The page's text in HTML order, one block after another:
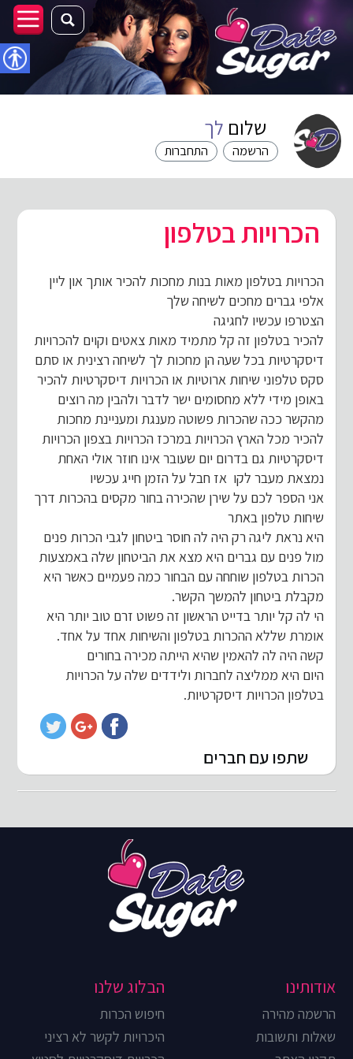
שלום לך
התחברות הרשמה
הכרויות בטלפון
הכרויות בטלפון מאות בנות מחכות להכיר אותך און ליין
אלפי גברים מחכים לשיחה שלך
הצטרפו עכשיו לחגיגה
להכיר בטלפון זה קל מתמיד מאות צאטים וקוים להכרויות
דיסקרטיות בכל שעה הן מחכות לך לשיחה רצינית או סתם
סקס טלפוני שיחות ארוטיות או הכרויות דיסקרטיות להכיר
באופן מידי ללא מחסומים ישר לדבר ולהבין מה רוצים
מהקשר ככה שהכרות פשוטה מענגת ומעניינת מחכות
להכיר מכל הארץ הכרויות במרכז הכרויות בצפון הכרויות
דיסקרטיות גם בדרום יום שעובר אינו חוזר אולי האחת
נמצאת מעבר לקו אז חבל על הזמן חייג עכשיו
אני הספר לכם על שירן שהכירה בחור מקסים בהכרות דרך
שיחות טלפון באתר
היא נראת ליגה רק היה לה חוסר ביטחון לגבי הכרות פנים
מול פנים עם גברים היא מצא את הביטחון שלה באמצעות
הכרות בטלפון שוחחה עם הבחור כמה פעמיים כאשר היא
מקבלת ביטחון להמשך הקשר.
הי לה קל יותר בדייט הראשון זה פשוט זרם טוב יותר היא
אומרת שללא ההכרות בטלפון והשיחות אחד על אחד.
קשה היה לה להאמין שהיא הייתה מכירה בחורים
היום היא ממליצה לחברות ולידדים שלה על הכרויות
בטלפון הכרויות דיסקרטיות.
שתפו עם חברים
אודותינו
הרשמה מהירה
שאלות ותשובות
הבלוג שלנו
חיפוש הכרות
היכרויות לקשר לא רציני